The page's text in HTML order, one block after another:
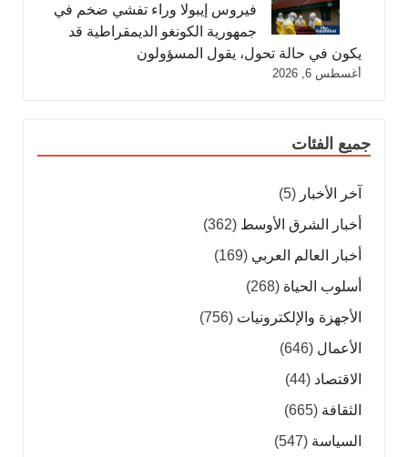
فيروس إيبولا وراء تفشي ضخم في
جمهورية الكونغو الديمقراطية قد
يكون في حالة تحول، يقول المسؤولون
أغسطس 6, 2026
جميع الفئات
آخر الأخبار (5)
أخبار الشرق الأوسط (362)
أخبار العالم العربي (169)
أسلوب الحياة (268)
الأجهزة والإلكترونيات (756)
الأعمال (646)
الاقتصاد (44)
الثقافة (665)
السياسة (547)